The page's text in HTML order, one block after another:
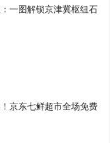
一图解锁京津冀枢纽石
京东七鲜超市全场免费